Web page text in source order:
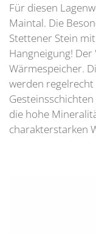
Für diesen
Maintal. Die
Stettener Stein
Hangneigung!
Wärmespeicher.
werden
die hohe
charakterstarken